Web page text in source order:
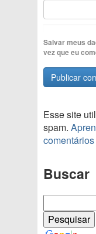
Salvar meus
vez que eu
Esse site
spam.
Buscar